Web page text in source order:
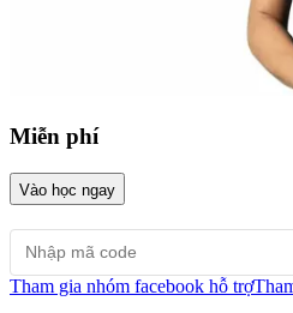
Miễn phí
Vào học ngay
Tham gia nhóm facebook hỗ trợ